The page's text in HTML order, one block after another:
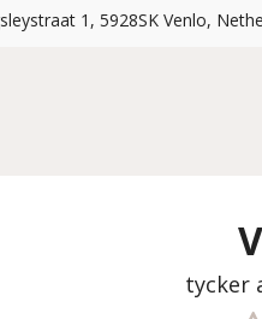
1, 5928SK Venlo,
tycker